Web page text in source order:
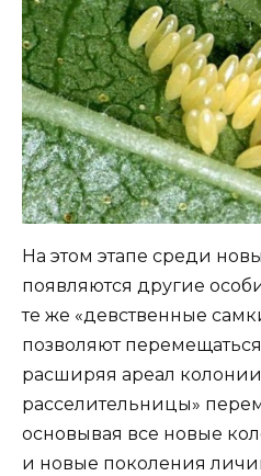
На этом этапе среди
появляются другие
те же «девственные
позволяют
расширяя ареал
расселительницы»
основывая все новые
и новые поколения